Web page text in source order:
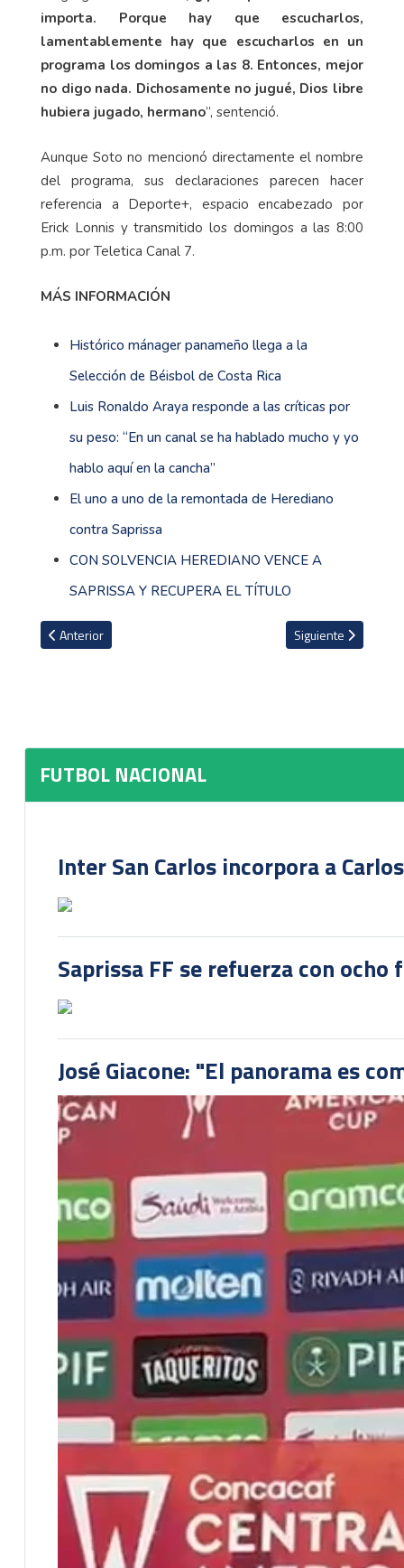
importa. Porque hay que escucharlos,
lamentablemente hay que escucharlos en un
programa los domingos a las 8. Entonces, mejor
no digo nada. Dichosamente no jugué, Dios libre
hubiera jugado, hermano”, sentenció.
Aunque Soto no mencionó directamente el nombre
del programa, sus declaraciones parecen hacer
referencia a Deporte+, espacio encabezado por
Erick Lonnis y transmitido los domingos a las 8:00
p.m. por Teletica Canal 7.
MÁS INFORMACIÓN
Histórico mánager panameño llega a la
Selección de Béisbol de Costa Rica
Luis Ronaldo Araya responde a las críticas por
su peso: “En un canal se ha hablado mucho y yo
hablo aquí en la cancha”
El uno a uno de la remontada de Herediano
contra Saprissa
CON SOLVENCIA HEREDIANO VENCE A
SAPRISSA Y RECUPERA EL TÍTULO
Artículo anterior: Saprissa se llena de memes con dos años de
Anterior Artículo siguiente:
Siguiente
FUTBOL NACIONAL
Inter San Carlos incorpora a
Saprissa FF se refuerza con
José Giacone: "El panorama es